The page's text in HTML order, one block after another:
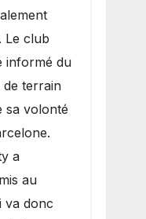
Le club
informé du
de terrain
sa volonté
a
au
va donc